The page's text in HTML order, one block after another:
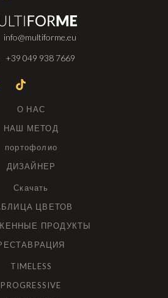
info@multiforme.eu
+39 049 938 7669
О НАС
НАШ МЕТОД
портофолио
ДИЗАЙНЕР
Скачать
ЦВЕТОВ
ПРОДУКТЫ
TIMELESS
PROGRESSIVE